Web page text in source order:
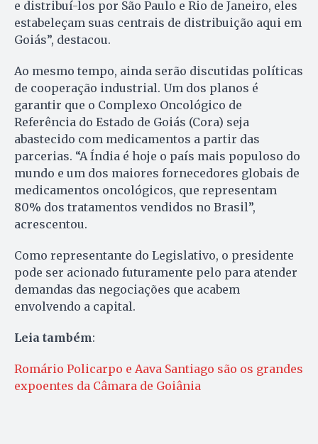
e distribuí-los por São Paulo e Rio de Janeiro, eles
estabeleçam suas centrais de distribuição aqui em
Goiás”, destacou.
Ao mesmo tempo, ainda serão discutidas políticas
de cooperação industrial. Um dos planos é
garantir que o Complexo Oncológico de
Referência do Estado de Goiás (Cora) seja
abastecido com medicamentos a partir das
parcerias. “A Índia é hoje o país mais populoso do
mundo e um dos maiores fornecedores globais de
medicamentos oncológicos, que representam
80% dos tratamentos vendidos no Brasil”,
acrescentou.
Como representante do Legislativo, o presidente
pode ser acionado futuramente pelo para atender
demandas das negociações que acabem
envolvendo a capital.
Leia também:
Romário Policarpo e Aava Santiago são os grandes
expoentes da Câmara de Goiânia